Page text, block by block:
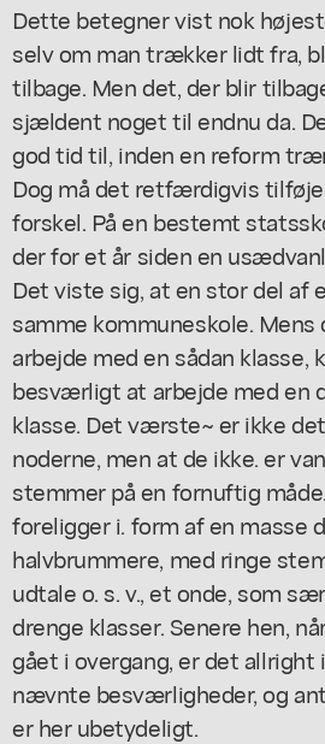
Dette betegner vist nok
selv om man trækker lidt fra,
tilbage. Men det, der blir
sjældent noget til endnu da.
god tid til, inden en reform
Dog må det retfærdigvis
forskel. På en bestemt
der for et år siden en
Det viste sig, at en stor del af
samme kommuneskole.
arbejde med en sådan
besværligt at arbejde med en
klasse. Det værste~ er ikke
noderne, men at de ikke. er
stemmer på en fornuftig
foreligger i. form af en masse
halvbrummere, med ringe
udtale o. s. v., et onde, som
drenge klasser. Senere hen,
gået i overgang, er det allright
nævnte besværligheder, og
er her ubetydeligt.